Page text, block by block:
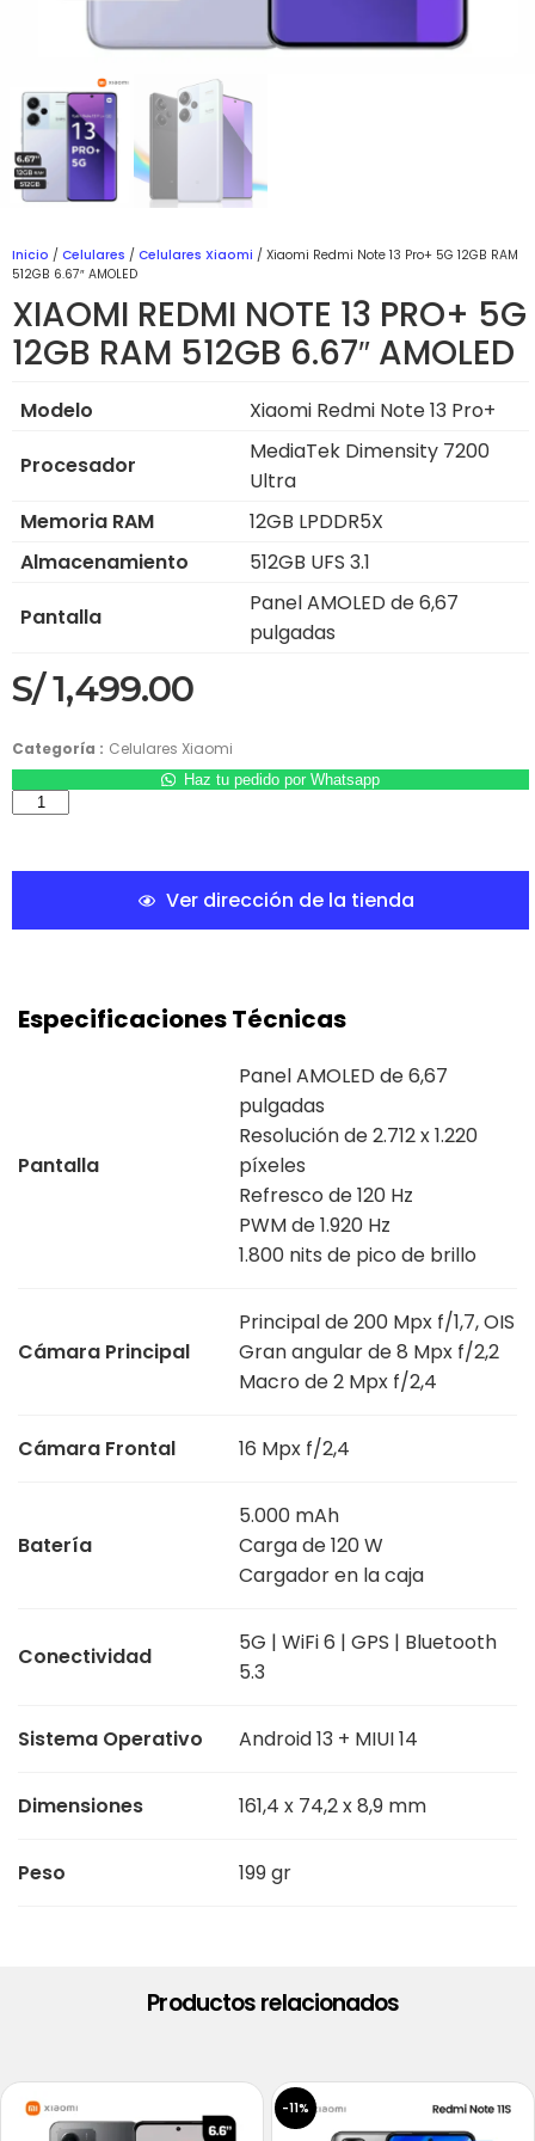
Inicio / Celulares / Celulares Xiaomi / Xiaomi Redmi Note 13 Pro+ 5G 12GB RAM
512GB 6.67″ AMOLED
XIAOMI REDMI NOTE 13 PRO+ 5G
12GB RAM 512GB 6.67″ AMOLED
Modelo
Xiaomi Redmi Note 13 Pro+
Procesador
MediaTek Dimensity 7200
Ultra
Memoria RAM
12GB LPDDR5X
Almacenamiento
512GB UFS 3.1
Pantalla
Panel AMOLED de 6,67
pulgadas
S/1,499.00
Categoría : Celulares Xiaomi
Haz tu pedido por Whatsapp
Ver dirección de la tienda
Especificaciones Técnicas
Pantalla
Panel AMOLED de 6,67
pulgadas
Resolución de 2.712 x 1.220
píxeles
Refresco de 120 Hz
PWM de 1.920 Hz
1.800 nits de pico de brillo
Cámara Principal
Principal de 200 Mpx f/1,7, OIS
Gran angular de 8 Mpx f/2,2
Macro de 2 Mpx f/2,4
Cámara Frontal 16 Mpx f/2,4
Batería
5.000 mAh
Carga de 120 W
Cargador en la caja
Conectividad
5G | WiFi 6 | GPS | Bluetooth
5.3
Sistema Operativo Android 13 + MIUI 14
Dimensiones 161,4 x 74,2 x 8,9 mm
Peso 199 gr
Productos relacionados
-11%